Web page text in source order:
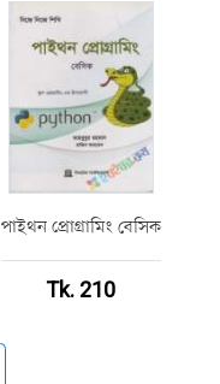
পাইথন প্রোগ্রামিং বেসিক
Tk. 210